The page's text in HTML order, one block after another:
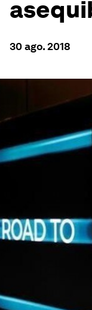
30 ago. 2018